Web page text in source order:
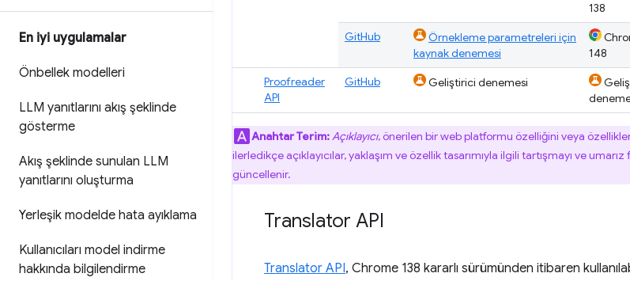
En iyi uygulamalar
Önbellek modelleri
LLM yanıtlarını akış şeklinde
gösterme
Akış şeklinde sunulan LLM
yanıtlarını oluşturma
Yerleşik modelde hata ayıklama
Kullanıcıları model indirme
hakkında bilgilendirme
138
GitHub
Örnekleme parametreleri için
kaynak denemesi
148
Proofreader
API
GitHub Geliştirici denemesi
Anahtar Terim:Açıklayıcı, önerilen bir web platformu özelliğini veya
ilerledikçe açıklayıcılar, yaklaşım ve özellik tasarımıyla ilgili tartışmayı ve
güncellenir.
Translator API
Translator API, Chrome 138 kararlı sürümünden itibaren